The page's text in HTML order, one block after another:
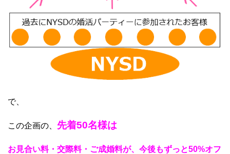
で、
この企画の、 先着50名様は
お見合い料・交際料・ご成婚料が、今後もずっと50%オフ